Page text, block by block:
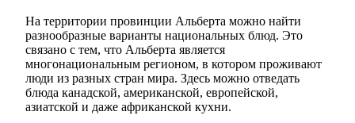
На территории провинции Альберта можно найти
разнообразные варианты национальных блюд. Это
связано с тем, что Альберта является
многонациональным регионом, в котором проживают
люди из разных стран мира. Здесь можно отведать
блюда канадской, американской, европейской,
азиатской и даже африканской кухни.